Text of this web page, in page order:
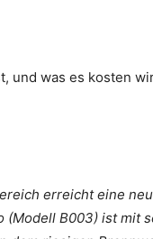
und was es kosten
erreicht eine
(Modell B003) ist mit